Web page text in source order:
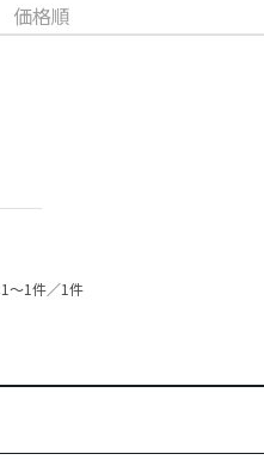
価格順
1〜1件／1件